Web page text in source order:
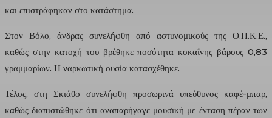
και επιστράφηκαν στο κατάστημα.
Στον Βόλο, άνδρας συνελήφθη από αστυνομικούς της Ο.Π.Κ.Ε.,
καθώς στην κατοχή του βρέθηκε ποσότητα κοκαΐνης βάρους 0,83
γραμμαρίων. Η ναρκωτική ουσία κατασχέθηκε.
Τέλος, στη Σκιάθο συνελήφθη προσωρινά υπεύθυνος καφέ-μπαρ,
καθώς διαπιστώθηκε ότι αναπαρήγαγε μουσική με ένταση πέραν των